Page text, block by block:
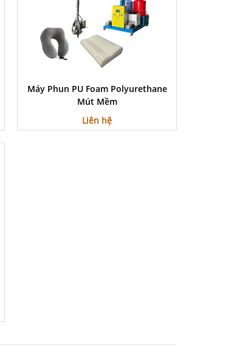
Máy Phun PU Foam Polyurethane
Mút Mềm
Liên hệ